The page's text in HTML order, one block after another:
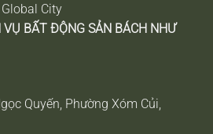
City
VỤ BẤT ĐỘNG SẢN BÁCH NHƯ
Quyến, Phường Xóm Củi,